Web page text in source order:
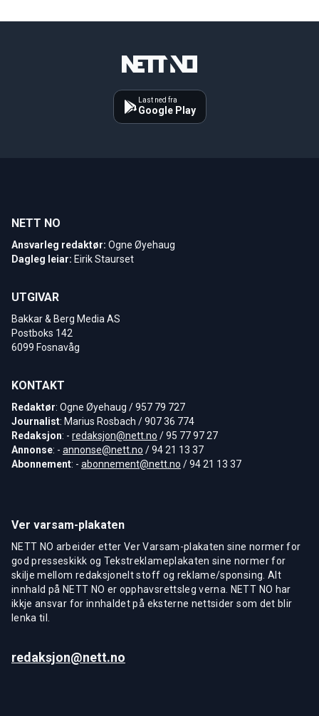
Last ned fra
Google Play
NETT NO
Ansvarleg redaktør: Ogne Øyehaug
Dagleg leiar: Eirik Staurset
UTGIVAR
Bakkar & Berg Media AS
Postboks 142
6099 Fosnavåg
KONTAKT
Redaktør: Ogne Øyehaug / 957 79 727
Journalist: Marius Rosbach / 907 36 774
Redaksjon: - redaksjon@nett.no / 95 77 97 27
Annonse: - annonse@nett.no / 94 21 13 37
Abonnement: - abonnement@nett.no / 94 21 13 37
Ver varsam-plakaten
NETT NO arbeider etter Ver Varsam-plakaten sine normer for
god presseskikk og Tekstreklameplakaten sine normer for
skilje mellom redaksjonelt stoff og reklame/sponsing. Alt
innhald på NETT NO er opphavsrettsleg verna. NETT NO har
ikkje ansvar for innhaldet på eksterne nettsider som det blir
lenka til.
redaksjon@nett.no